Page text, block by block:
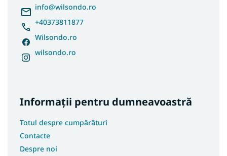
info@wilsondo.ro
+40373811877
Wilsondo.ro
wilsondo.ro
Informații pentru dumneavoastră
Totul despre cumpărături
Contacte
Despre noi